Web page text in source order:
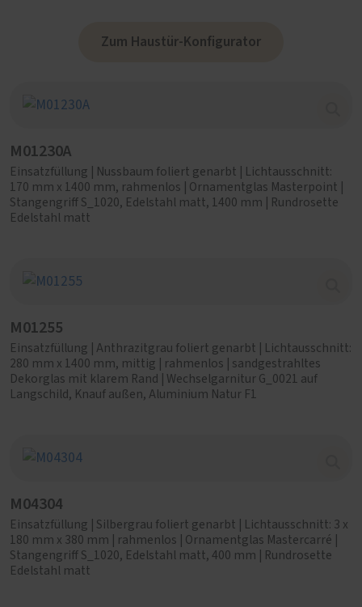
Zum Haustür-Konfigurator
M01230A
Einsatzfüllung | Nussbaum foliert genarbt | Lichtausschnitt:
170 mm x 1400 mm, rahmenlos | Ornamentglas Masterpoint |
Stangengriff S_1020, Edelstahl matt, 1400 mm | Rundrosette
Edelstahl matt
M01255
Einsatzfüllung | Anthrazitgrau foliert genarbt | Lichtausschnitt:
280 mm x 1400 mm, mittig | rahmenlos | sandgestrahltes
Dekorglas mit klarem Rand | Wechselgarnitur G_0021 auf
Langschild, Knauf außen, Aluminium Natur F1
M04304
Einsatzfüllung | Silbergrau foliert genarbt | Lichtausschnitt: 3 x
180 mm x 380 mm | rahmenlos | Ornamentglas Mastercarré |
Stangengriff S_1020, Edelstahl matt, 400 mm | Rundrosette
Edelstahl matt